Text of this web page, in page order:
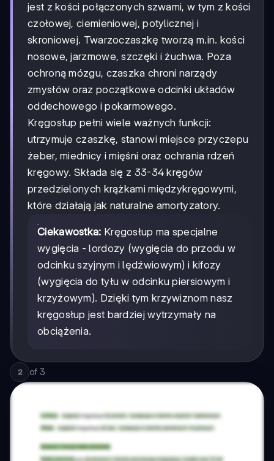
jest z kości połączonych szwami, w tym z kości
czołowej, ciemieniowej, potylicznej i
skroniowej. Twarzoczaszkę tworzą m.in. kości
nosowe, jarzmowe, szczęki i żuchwa. Poza
ochroną mózgu, czaszka chroni narządy
zmysłów oraz początkowe odcinki układów
oddechowego i pokarmowego.
Kręgosłup pełni wiele ważnych funkcji:
utrzymuje czaszkę, stanowi miejsce przyczepu
żeber, miednicy i mięśni oraz ochrania rdzeń
kręgowy. Składa się z 33-34 kręgów
przedzielonych krążkami międzykręgowymi,
które działają jak naturalne amortyzatory.
Ciekawostka: Kręgosłup ma specjalne
wygięcia - lordozy (wygięcia do przodu w
odcinku szyjnym i lędźwiowym) i kifozy
(wygięcia do tyłu w odcinku piersiowym i
krzyżowym). Dzięki tym krzywiznom nasz
kręgosłup jest bardziej wytrzymały na
obciążenia.
2 of 3